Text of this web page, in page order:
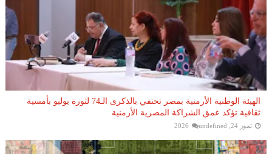
الهيئة الوطنية الأرمنية بمصر تحتفي بالذكرى الـ74 لثورة يوليو بأمسية
ثقافية تؤكد عمق الشراكة المصرية الأرمنية
تموز 24, 2026 undefined